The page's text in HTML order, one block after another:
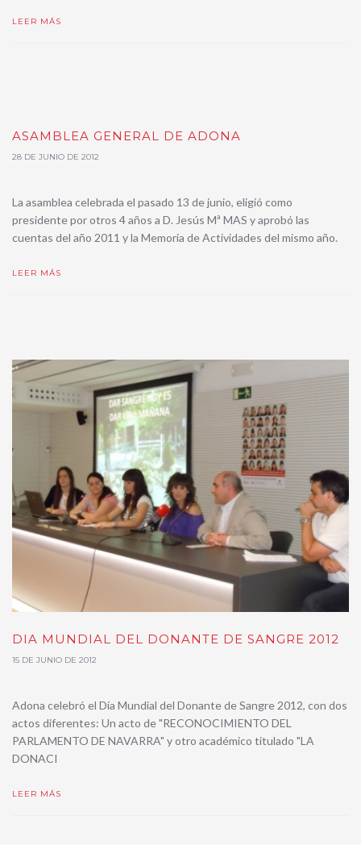
LEER MÁS
ASAMBLEA GENERAL DE ADONA
28 DE JUNIO DE 2012
La asamblea celebrada el pasado 13 de junio, eligió como
presidente por otros 4 años a D. Jesús Mª MAS y aprobó las
cuentas del año 2011 y la Memoria de Actividades del mismo año.
LEER MÁS
DIA MUNDIAL DEL DONANTE DE SANGRE 2012
15 DE JUNIO DE 2012
Adona celebró el Día Mundial del Donante de Sangre 2012, con dos
actos diferentes: Un acto de "RECONOCIMIENTO DEL
PARLAMENTO DE NAVARRA" y otro académico titulado "LA
DONACI
LEER MÁS